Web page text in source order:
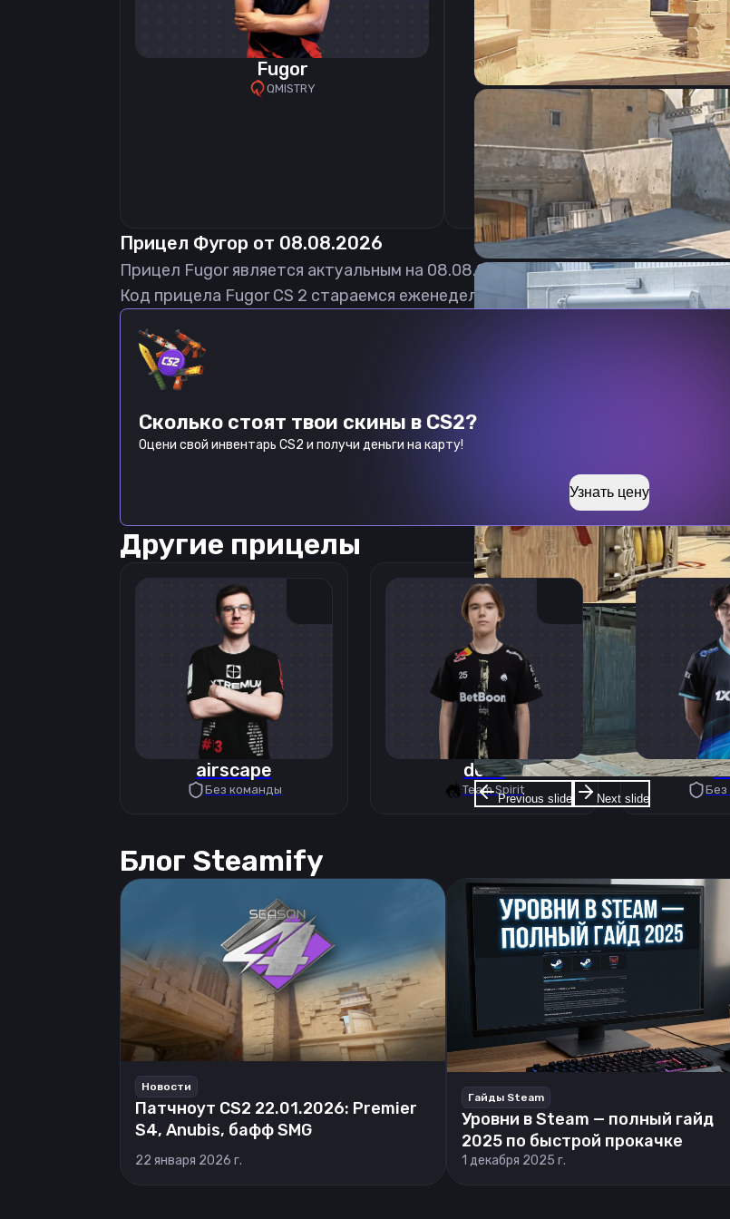
Fugor
QMISTRY
Previous slide Next slide
CSGO-6SUaS-KCLTV-eGyJH-
Прицел Фугор от 08.08.2026
Прицел Fugorявляется актуальным на 08.08.2026
Код прицела FugorCS 2 стараемся еженедельно обновлять, чтобы вы
Сколько стоят твои скины в CS2?
Оцени свой инвентарь CS2 и получи деньги на карту!
Узнать цену
Другие прицелы
airscape
Без команды
donk
Team Spirit Без
Блог Steamify
Новости
Патчноут CS2 22.01.2026: Premier
S4, Anubis, бафф SMG
22 января 2026 г.
Гайды Steam
Уровни в Steam — полный гайд
2025 по быстрой прокачке
1 декабря 2025 г.